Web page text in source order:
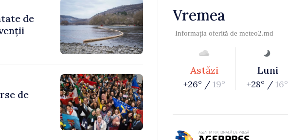
de
de
Vremea
Informația oferită de meteo2.md
Astăzi
+26° / 19°
Luni
+28° / 16°